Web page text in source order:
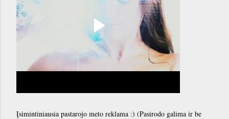
Įsimintiniausia pastarojo meto reklama :) (Pasirodo galima ir be